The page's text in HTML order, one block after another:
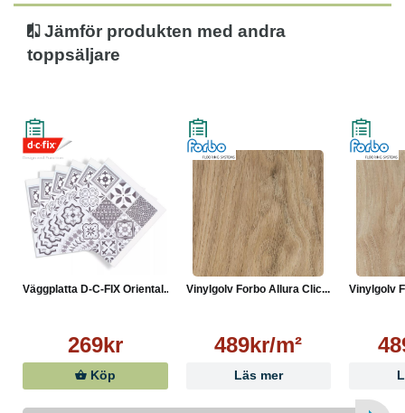
Jämför produkten med andra
toppsäljare
Väggplatta D-C-FIX Oriental...
269kr
Köp
Vinylgolv Forbo Allura Clic...
489kr/m²
Läs mer
Vinylgolv